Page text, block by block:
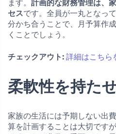
ます。 計画的な財務管理は、
セスです。全員が一丸となっ
分かち合うことで、月予算作
くことでしょう。
チェックアウト: 詳細はこちら
柔軟性を持た
家族の生活には予期しない出
算を計画することは大切です